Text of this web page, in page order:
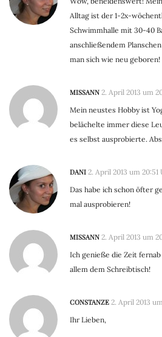
Alltag ist der 1-2x-
Schwimmhalle mit 30-40
anschließendem
man sich wie neu
MISSANN 2. April 2013 um
Mein neustes Hobby ist
belächelte immer diese
es selbst ausprobierte.
DANI 2. April 2013 um 20:51
Das habe ich schon öfter
mal ausprobieren!
MISSANN 2. April 2013 um
Ich genieße die Zeit
allem dem Schreibtisch!
CONSTANZE 2. April 2013
Ihr Lieben,